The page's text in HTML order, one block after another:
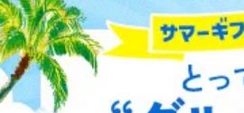
商品を購入された個人のお客様
号、顧客番号、メールアドレス
商品を購入された法人のお客様
名、会社住所、電話番号、顧客
採用に応募された方：氏名、住
総合案内
アフィリエイト
プレスリリース